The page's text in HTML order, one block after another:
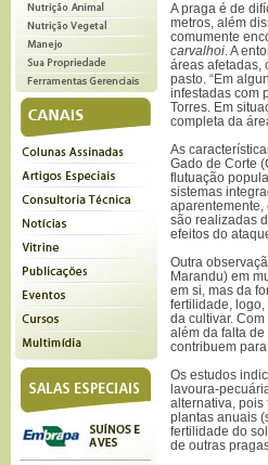
A praga é de
metros, além
comumente
carvalhoi . A
áreas afetadas,
pasto. “Em
infestadas com
Torres. Em
completa da
As
Gado de Corte
flutuação
sistemas
aparentemente,
são realizadas
efeitos do
Outra
Marandu) em
em si, mas da
fertilidade,
da cultivar.
além da falta
contribuem
Os estudos
lavoura-
alternativa, pois
plantas anuais
fertilidade do
de outras